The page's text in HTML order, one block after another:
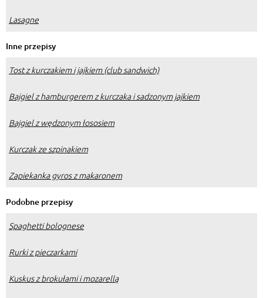
Lasagne
Inne przepisy
Tost z kurczakiem i jajkiem (club sandwich)
Bajgiel z hamburgerem z kurczaka i sadzonym jajkiem
Bajgiel z wędzonym łososiem
Kurczak ze szpinakiem
Zapiekanka gyros z makaronem
Podobne przepisy
Spaghetti bolognese
Rurki z pieczarkami
Kuskus z brokułami i mozarellą